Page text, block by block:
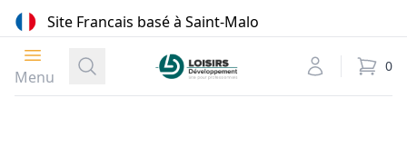
Site Francais basé à Saint-Malo
Ouvrir le menu
Menu
RechercheLoisirs DéveloppementMon compte
0